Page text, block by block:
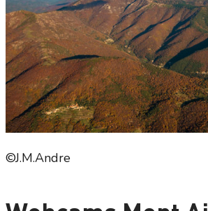
©J.M.Andre